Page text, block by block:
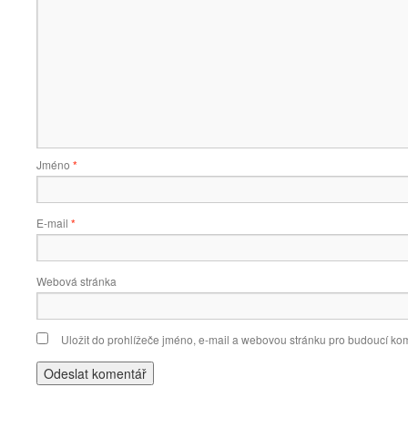
Jméno *
E-mail *
Webová stránka
Uložit do prohlížeče jméno, e-mail a webovou stránku pro budoucí